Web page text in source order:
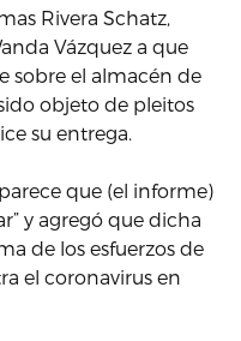
Rivera Schatz,
Vázquez a que
sobre el almacén de
objeto de pleitos
su entrega.
que (el informe)
y agregó que dicha
de los esfuerzos de
el coronavirus en